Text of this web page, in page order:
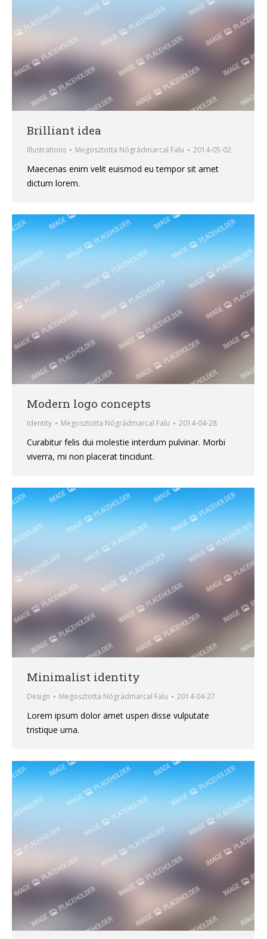
Brilliant idea
Illustrations Megosztotta Nógrádmarcal Falu 2014-05-02
Maecenas enim velit euismod eu tempor sit amet
dictum lorem.
Modern logo concepts
Identity Megosztotta Nógrádmarcal Falu 2014-04-28
Curabitur felis dui molestie interdum pulvinar. Morbi
viverra, mi non placerat tincidunt.
Minimalist identity
Design Megosztotta Nógrádmarcal Falu 2014-04-27
Lorem ipsum dolor amet uspen disse vulputate
tristique urna.